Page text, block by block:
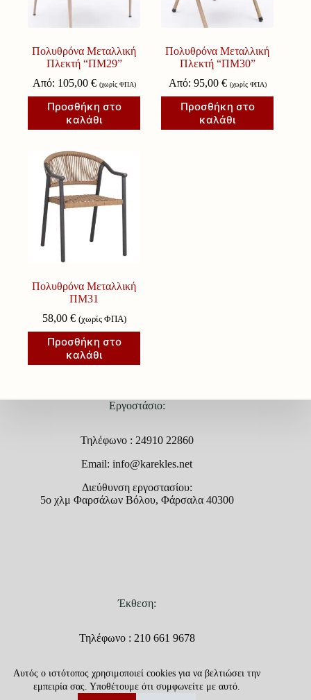
Αυτός ο ιστότοπος χρησιμοποιεί cookies για να βελτιώσει την
εμπειρία σας. Υποθέτουμε ότι συμφωνείτε με αυτό.
Πολυθρόνα Μεταλλική
Πλεκτή “ΠΜ29”
Από: 105,00 € (χωρίς ΦΠΑ)
Προσθήκη στο
καλάθι
Πολυθρόνα Μεταλλική
Πλεκτή “ΠΜ30”
Από: 95,00 € (χωρίς ΦΠΑ)
Προσθήκη στο
καλάθι
Πολυθρόνα Μεταλλική
ΠΜ31
58,00 € (χωρίς ΦΠΑ)
Προσθήκη στο
καλάθι
Εργοστάσιο:
Τηλέφωνο : 24910 22860
Email: info@karekles.net
Διεύθυνση εργοστασίου:
5ο χλμ Φαρσάλων Βόλου, Φάρσαλα 40300
Έκθεση:
Τηλέφωνο : 210 661 9678
Διεύθυνση έκθεσης: